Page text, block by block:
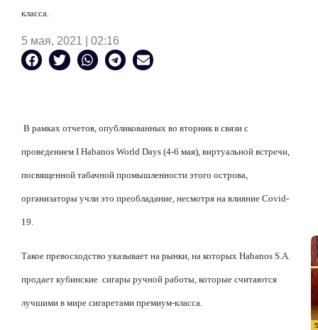
класса.
5 мая, 2021 | 02:16
В рамках отчетов, опубликованных во вторник в связи с
проведением I Habanos World Days (4-6 мая), виртуальной встречи,
посвященной табачной промышленности этого острова,
организаторы учли это преобладание, несмотря на влияние Covid-
19.
Такое превосходство указывает на рынки, на которых Habanos S.A.
продает кубинские сигары ручной работы, которые считаются
лучшими в мире сигаретами премиум-класса.